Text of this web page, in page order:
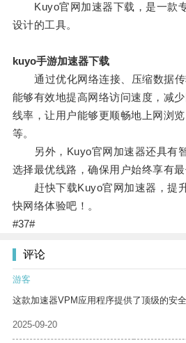
Kuyo官网加速器下载，是一款
设计的工具。
kuyo手游加速器下载
通过优化网络连接、压缩数据传
能够有效地提高网络访问速度，减
线率，让用户能够更顺畅地上网浏
等。
另外，Kuyo官网加速器还具有
选择最优线路，确保用户始终享有最
赶快下载Kuyo官网加速器，提
快网络体验吧！。
#37#
评论
游客
这款加速器VPM应用程序提供了顶级的安全
2025-09-20